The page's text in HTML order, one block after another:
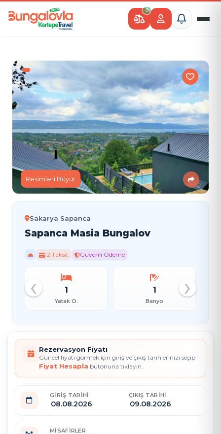
0
Resimleri Büyüt
Sakarya Sapanca
Sapanca Masia Bungalov
12 Taksit Güvenli Ödeme
1
Yatak O.
1
Banyo
‹ ›
Rezervasyon Fiyatı
Güncel fiyatı görmek için giriş ve çıkış tarihlerinizi seçip
Fiyat Hesapla butonuna tıklayın.
GIRIŞ TARIHI ÇIKIŞ TARIHI
MISAFIRLER